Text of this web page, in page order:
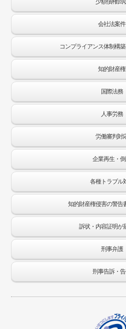
少額債権回
会社法案件
コンプライアンス体制構
知的財産権
国際法務
人事労務
労働審判対
企業再生・
各種トラブル
知的財産権侵害の警告
訴状・内容証明が
刑事弁護
刑事告訴・